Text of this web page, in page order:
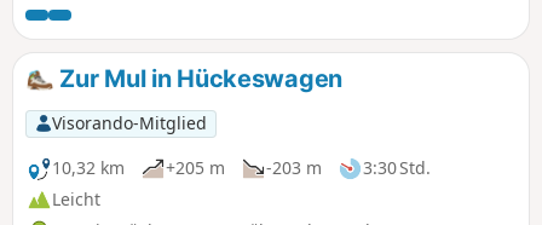
Zur Mul in Hückeswagen
Visorando-Mitglied
10,32 km
+205 m -203 m
3:30 Std.
Leicht